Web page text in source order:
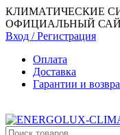
КЛИМАТИЧЕСКИЕ
ОФИЦИАЛЬНЫЙ САЙТ
Вход / Регистрация
Оплата
Доставка
Гарантии и